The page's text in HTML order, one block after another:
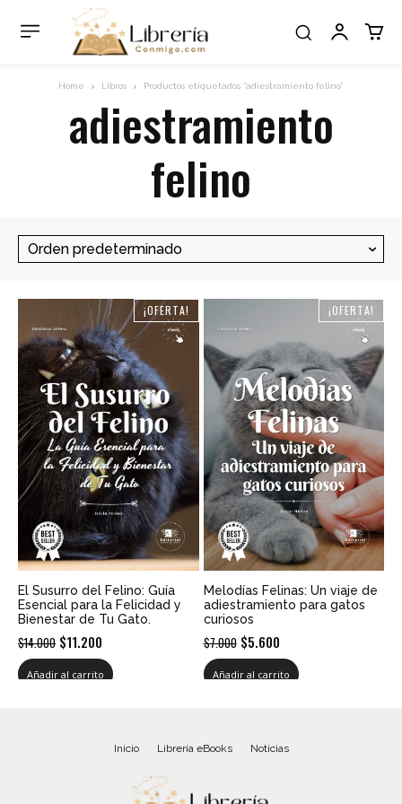
Home Libros Productos etiquetados “adiestramiento felino”
adiestramiento
felino
¡OFERTA!
El Susurro del Felino: Guía
Esencial para la Felicidad y
Bienestar de Tu Gato.
$14.000 El
precio
original
$11.200
precio
actual
Añadir al carrito
¡OFERTA!
Melodías Felinas: Un viaje de
adiestramiento para gatos
curiosos
$7.000 El
precio
original
$5.600El
precio
actual
Añadir al carrito
Inicio Librería eBooks Noticias